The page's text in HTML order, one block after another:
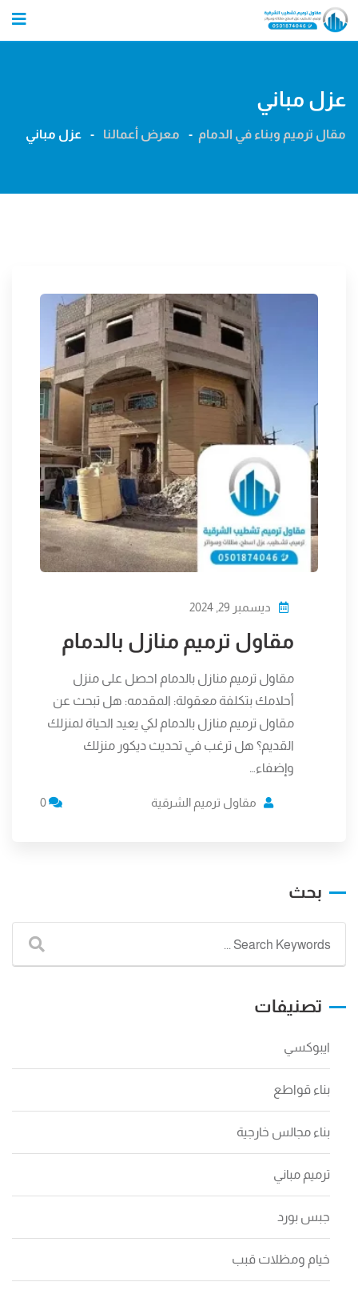
Skip
عزل مباني
مقال ترميم وبناء في الدمام - معرض أعمالنا - عزل مباني
ديسمبر 29, 2024
مقاول ترميم منازل بالدمام
مقاول ترميم منازل بالدمام احصل على منزل
أحلامك بتكلفة معقولة: المقدمه: هل تبحث عن
مقاول ترميم منازل بالدمام لكي يعيد الحياة لمنزلك
القديم؟ هل ترغب في تحديث ديكور منزلك
وإضفاء…
مقاول ترميم الشرقية
بحث
تصنيفات
ايبوكسي
بناء قواطع
بناء مجالس خارجية
ترميم مباني
جبس بورد
خيام ومظلات قبب